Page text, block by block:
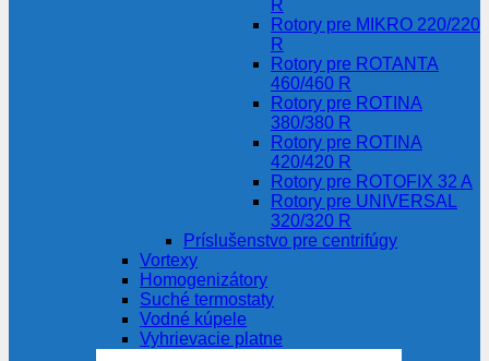
R
Rotory pre MIKRO 220/220
R
Rotory pre ROTANTA
460/460 R
Rotory pre ROTINA
380/380 R
Rotory pre ROTINA
420/420 R
Rotory pre ROTOFIX 32 A
Rotory pre UNIVERSAL
320/320 R
Príslušenstvo pre centrifúgy
Vortexy
Homogenizátory
Suché termostaty
Vodné kúpele
Vyhrievacie platne